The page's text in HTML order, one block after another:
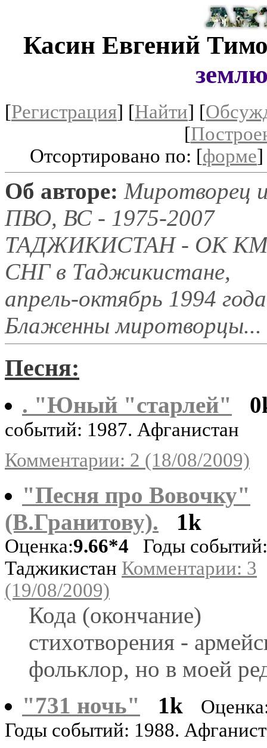
Касин Евгений
[Регистрация] [Найти] [
[
Отсортировано по: [форме
Об авторе: Миротворец
ПВО, ВС - 1975-2007
ТАДЖИКИСТАН - ОК
СНГ в Таджикистане,
апрель-октябрь 1994
Блаженны миротворцы...
Песня:
. "Юный "старлей"
событий: 1987. Афганистан
Комментарии: 2 (18/08/2009)
"Песня про Вовочку"
(В.Гранитову).
1k
Оценка:9.66*4 Годы
Таджикистан Комментарии: 3
(19/08/2009)
Кода (окончание)
стихотворения -
фольклор, но в моей
"731 ночь"
1k
Годы событий: 1988.